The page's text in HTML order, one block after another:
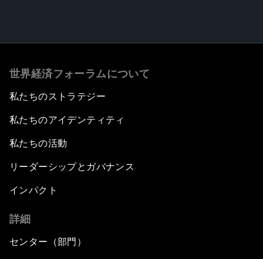
世界経済フォーラムについて
私たちのストラテジー
私たちのアイデンティティ
私たちの活動
リーダーシップとガバナンス
インパクト
詳細
センター（部門）